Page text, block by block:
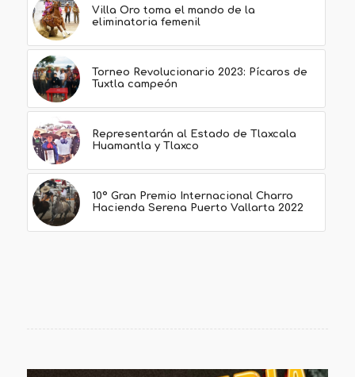
Villa Oro toma el mando de la
eliminatoria femenil
Torneo Revolucionario 2023: Pícaros de
Tuxtla campeón
Representarán al Estado de Tlaxcala
Huamantla y Tlaxco
10º Gran Premio Internacional Charro
Hacienda Serena Puerto Vallarta 2022